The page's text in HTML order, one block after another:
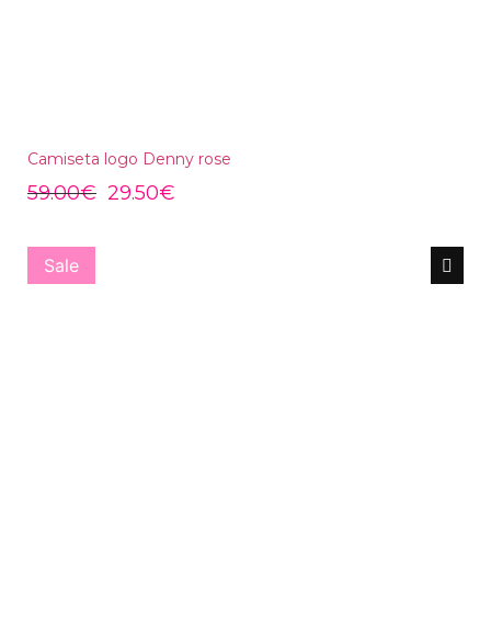
Camiseta logo Denny rose
59.00€ 29.50€
Sale